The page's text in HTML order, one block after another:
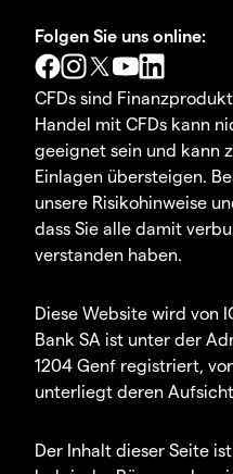
Folgen Sie uns online:
CFDs sind
Handel mit CFDs kann
geeignet sein und kann
Einlagen übersteigen.
unsere Risikohinweise
dass Sie alle damit
verstanden haben.
Diese Website wird von
Bank SA ist unter der
1204 Genf registriert,
unterliegt deren
Der Inhalt dieser Seite